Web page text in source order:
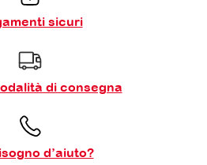
sicuri
di consegna
d’aiuto?